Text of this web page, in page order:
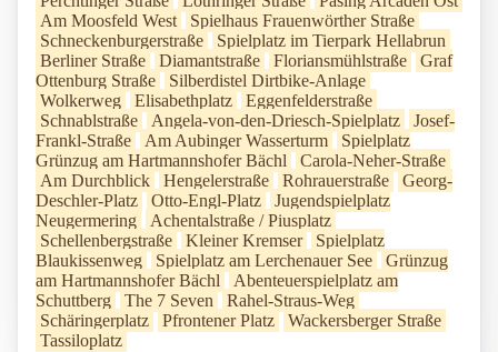
Am Moosfeld West
Spielhaus Frauenwörther Straße
Schneckenburgerstraße
Spielplatz im Tierpark Hellabrun
Berliner Straße
Diamantstraße Floriansmühlstraße
Graf
Ottenburg Straße
Silberdistel Dirtbike-Anlage
Wolkerweg
Elisabethplatz
Eggenfelderstraße
Schnablstraße
Angela-von-den-Driesch-Spielplatz
Josef-
Frankl-Straße
Am Aubinger Wasserturm
Spielplatz
Grünzug am Hartmannshofer Bächl
Carola-Neher-Straße
Am Durchblick
Hengelerstraße Rohrauerstraße
Georg-
Deschler-Platz
Otto-Engl-Platz
Jugendspielplatz
Neugermering
Achentalstraße / Piusplatz
Schellenbergstraße
Kleiner Kremser
Spielplatz
Blaukissenweg
Spielplatz am Lerchenauer See
Grünzug
am Hartmannshofer Bächl
Abenteuerspielplatz am
Schuttberg
The 7 Seven
Rahel-Straus-Weg
Schäringerplatz
Pfrontener Platz
Wackersberger Straße
Tassiloplatz